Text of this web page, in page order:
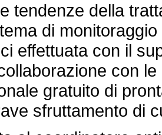
della
di
effettuata con il
con
gratuito di
sfruttamento di